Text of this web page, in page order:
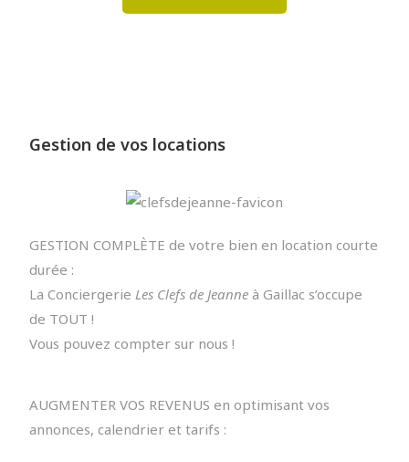
Gestion de vos locations
GESTION COMPLÈTE de votre bien en location courte
durée :
La ConciergerieLes Clefs de Jeanne à Gaillac s’occupe
de TOUT !
Vous pouvez compter sur nous !
AUGMENTER VOS REVENUS en optimisant vos
annonces, calendrier et tarifs :